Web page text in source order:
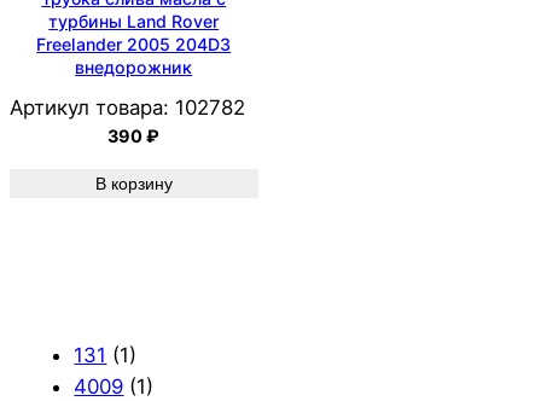
турбины Land Rover
Freelander 2005 204D3
внедорожник
Артикул товара: 102782
390₽
В корзину
131 (1)
4009 (1)